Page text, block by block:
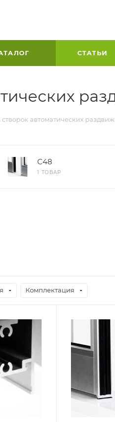
СТАТЬИ
автоматических
С48
1 ТОВАР
Комплектация